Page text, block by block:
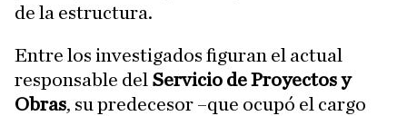
de la estructura.
Entre los investigados figuran el actual
responsable del Servicio de Proyectos y
Obras, su predecesor –que ocupó el cargo